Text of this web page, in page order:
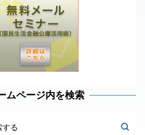
ムページ内を検索